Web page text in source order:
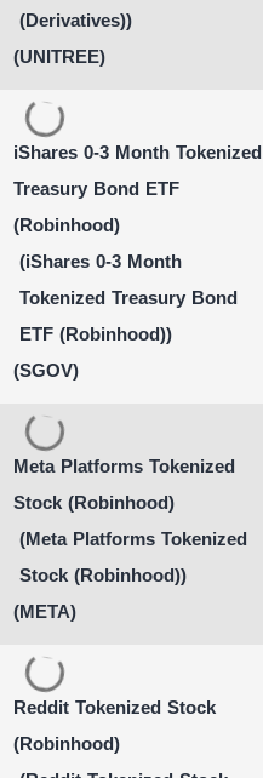
(Derivatives))
(UNITREE)
iShares 0-3 Month Tokenized
Treasury Bond ETF
(Robinhood)
(iShares 0-3 Month
Tokenized Treasury Bond
ETF (Robinhood))
(SGOV)
Meta Platforms Tokenized
Stock (Robinhood)
(Meta Platforms Tokenized
Stock (Robinhood))
(META)
Reddit Tokenized Stock
(Robinhood)